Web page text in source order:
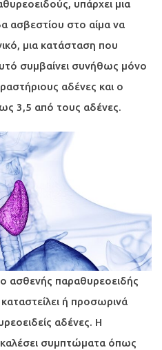
υπάρχει μια
ασβεστίου στο αίμα να
μια κατάσταση που
συμβαίνει συνήθως μόνο
αδένες και ο
3,5 από τους αδένες.
ασθενής παραθυρεοειδής
ή προσωρινά
αδένες. Η
συμπτώματα όπως